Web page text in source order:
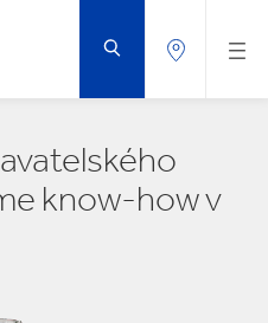
know-how v